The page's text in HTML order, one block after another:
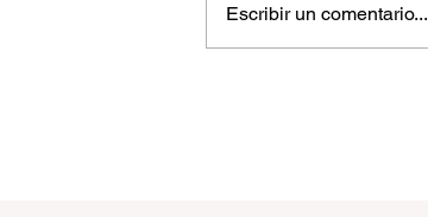
Escribir un comentario...